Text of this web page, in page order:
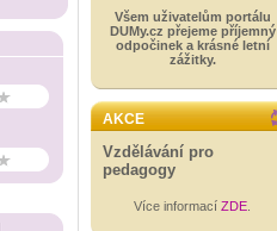
Všem uživatelům portálu
DUMy.cz přejeme příjemný
odpočinek a krásné letní
zážitky.
AKCE
Vzdělávání pro
pedagogy
Více informací ZDE